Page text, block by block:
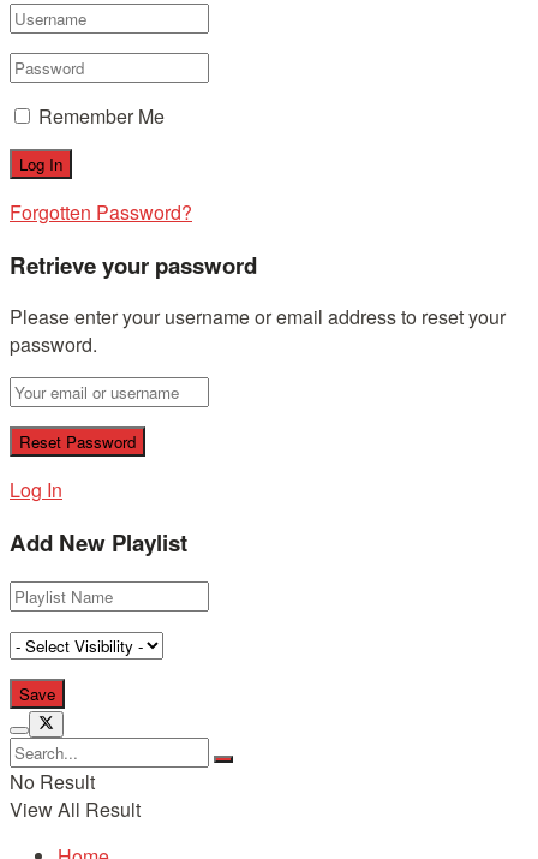
Remember Me
Forgotten Password?
Retrieve your password
Please enter your username or email address to reset your
password.
Log In
Add New Playlist
No Result
View All Result